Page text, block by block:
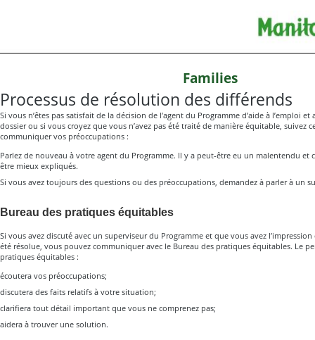
Families
Processus de résolution des différends
Si vous n’êtes pas satisfait de la décision de l’agent du Programme d’aide à l’emploi
dossier ou si vous croyez que vous n’avez pas été traité de manière équitable, suivez
communiquer vos préoccupations :
Parlez de nouveau à votre agent du Programme. Il y a peut-être eu un malentendu et
être mieux expliqués.
Si vous avez toujours des questions ou des préoccupations, demandez à parler à un
Bureau des pratiques équitables
Si vous avez discuté avec un superviseur du Programme et que vous avez
été résolue, vous pouvez communiquer avec le Bureau des pratiques équitables. Le
pratiques équitables :
écoutera vos préoccupations;
discutera des faits relatifs à votre situation;
clarifiera tout détail important que vous ne comprenez pas;
aidera à trouver une solution.